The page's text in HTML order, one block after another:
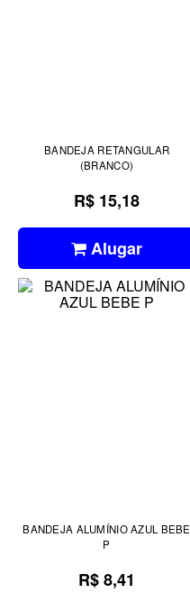
BANDEJA RETANGULAR
(BRANCO)
R$ 15,18
Alugar
BANDEJA ALUMÍNIO AZUL BEBE
P
R$ 8,41